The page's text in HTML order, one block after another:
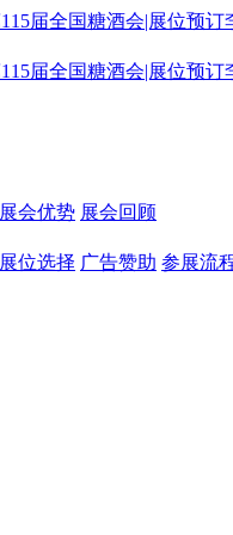
展会优势 展会回顾
展位选择 广告赞助 参展流